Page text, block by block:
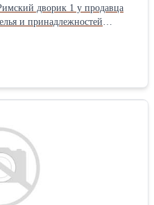
дворик 1 у продавца
и принадлежностей
Перкаль материал: Перкаль
Унисекс тематика: Цветы
ПВХ комплектация:
гр/м Тип простыни КПБ:
пододеяльнике КПБ: Разрез (в